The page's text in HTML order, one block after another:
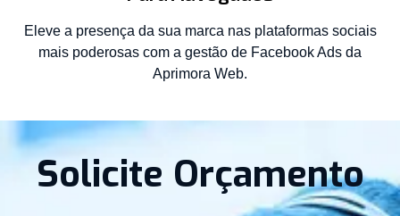
Eleve a presença da sua marca nas plataformas sociais
mais poderosas com a gestão de Facebook Ads da
Aprimora Web.
Solicite Orçamento